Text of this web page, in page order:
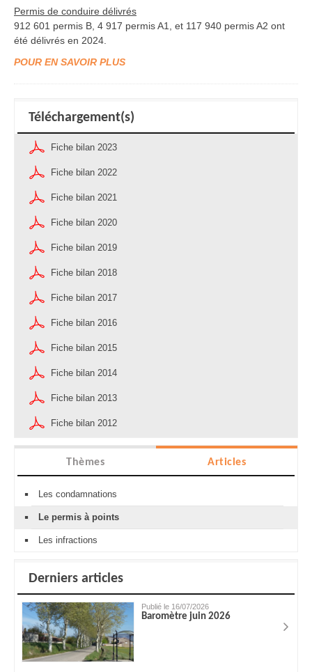
Permis de conduire délivrés
912 601 permis B, 4 917 permis A1, et 117 940 permis A2 ont
été délivrés en 2024.
POUR EN SAVOIR PLUS
Téléchargement(s)
Fiche bilan 2023
Fiche bilan 2022
Fiche bilan 2021
Fiche bilan 2020
Fiche bilan 2019
Fiche bilan 2018
Fiche bilan 2017
Fiche bilan 2016
Fiche bilan 2015
Fiche bilan 2014
Fiche bilan 2013
Fiche bilan 2012
Thèmes Articles
Les condamnations
Le permis à points
Les infractions
Derniers articles
Publié le 16/07/2026
Baromètre juin 2026